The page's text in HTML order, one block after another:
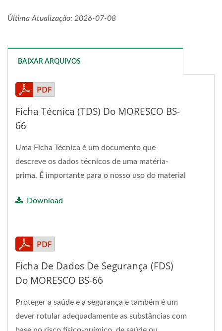
Última Atualização: 2026-07-08
BAIXAR ARQUIVOS
Ficha Técnica (TDS) Do MORESCO BS-
66
Uma Ficha Técnica é um documento que
descreve os dados técnicos de uma matéria-
prima. É importante para o nosso uso do material
Download
Ficha De Dados De Segurança (FDS)
Do MORESCO BS-66
Proteger a saúde e a segurança e também é um
dever rotular adequadamente as substâncias com